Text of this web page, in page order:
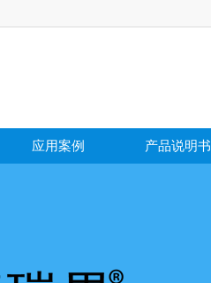
应用案例 产品说明书